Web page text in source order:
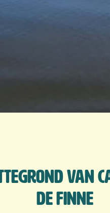
van
de Finne